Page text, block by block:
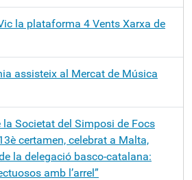
la plataforma 4 Vents Xarxa de
assisteix al Mercat de Música
la Societat del Simposi de Focs
certamen, celebrat a Malta,
la delegació basco-catalana:
amb l’arrel”